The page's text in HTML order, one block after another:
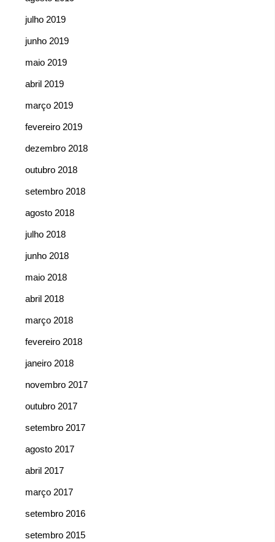
julho 2019
junho 2019
maio 2019
abril 2019
março 2019
fevereiro 2019
dezembro 2018
outubro 2018
setembro 2018
agosto 2018
julho 2018
junho 2018
maio 2018
abril 2018
março 2018
fevereiro 2018
janeiro 2018
novembro 2017
outubro 2017
setembro 2017
agosto 2017
abril 2017
março 2017
setembro 2016
setembro 2015